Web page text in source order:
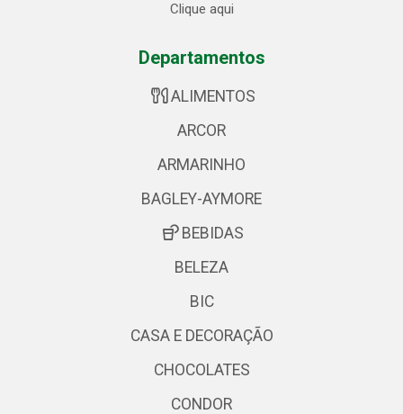
Clique aqui
Departamentos
ALIMENTOS
ARCOR
ARMARINHO
BAGLEY-AYMORE
BEBIDAS
BELEZA
BIC
CASA E DECORAÇÃO
CHOCOLATES
CONDOR